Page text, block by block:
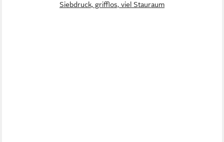
Siebdruck, grifflos, viel Stauraum